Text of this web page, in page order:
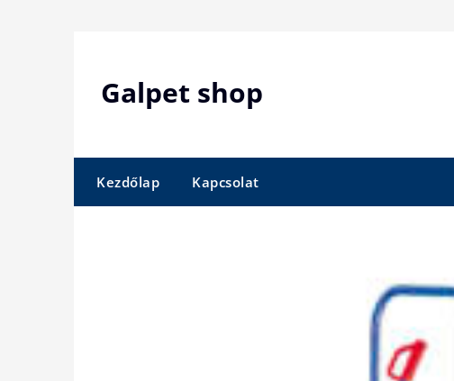
Galpet shop
Kezdőlap Kapcsolat